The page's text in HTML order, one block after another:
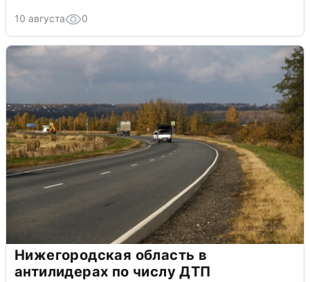
10 августа 0
Нижегородская область в
антилидерах по числу ДТП